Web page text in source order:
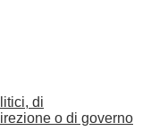
di
o di governo